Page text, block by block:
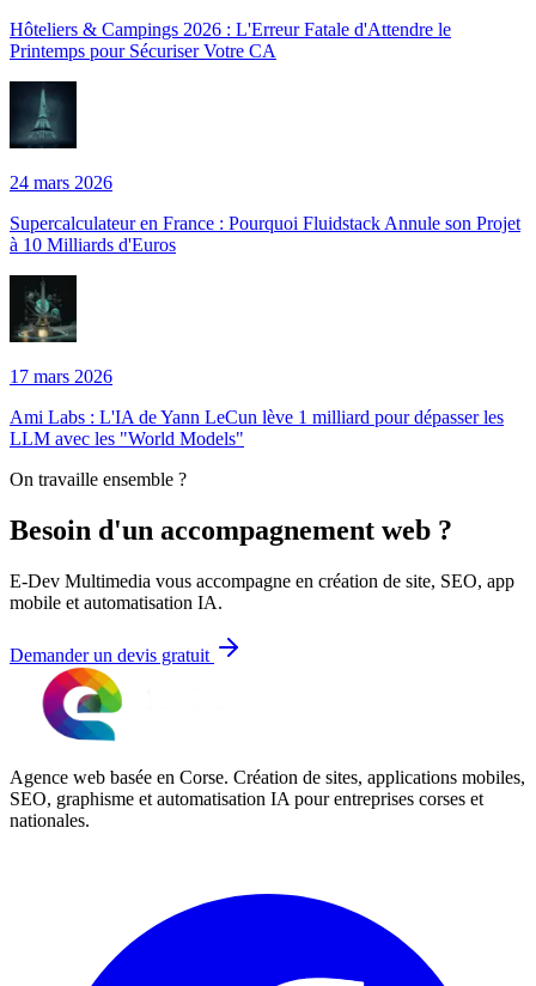
Hôteliers & Campings 2026 : L'Erreur Fatale d'Attendre le
Printemps pour Sécuriser Votre CA
24 mars 2026
Supercalculateur en France : Pourquoi Fluidstack Annule son Projet
à 10 Milliards d'Euros
17 mars 2026
Ami Labs : L'IA de Yann LeCun lève 1 milliard pour dépasser les
LLM avec les "World Models"
On travaille ensemble ?
Besoin d'un accompagnement web ?
E-Dev Multimedia vous accompagne en création de site, SEO, app
mobile et automatisation IA.
Demander un devis gratuit
Agence web basée en Corse. Création de sites, applications mobiles,
SEO, graphisme et automatisation IA pour entreprises corses et
nationales.